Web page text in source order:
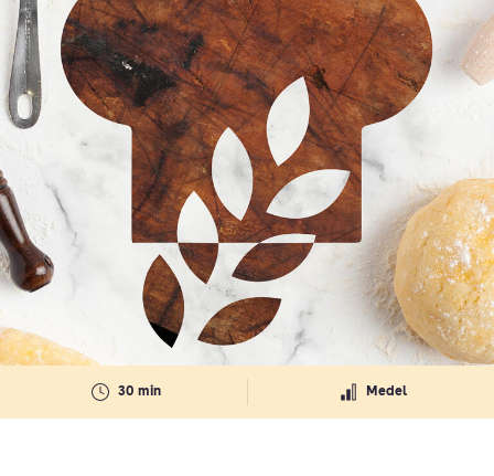
30 min Medel